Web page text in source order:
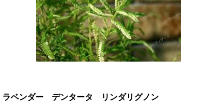
ラベンダー デンタータ リンダリグノン